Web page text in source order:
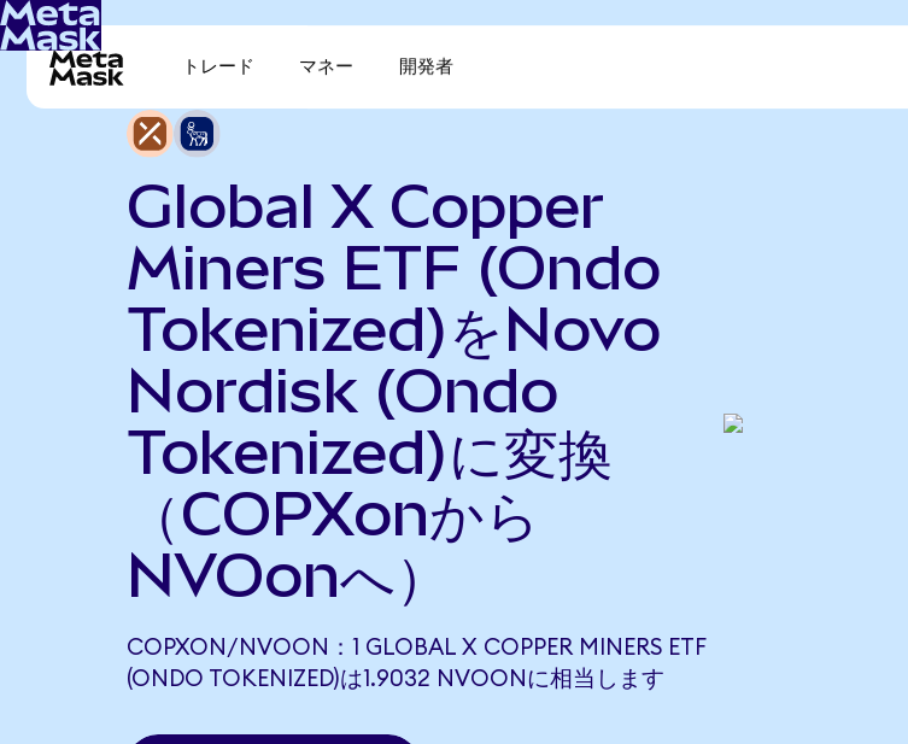
トレード マネー 開発者
Global X Copper
Miners ETF (Ondo
Tokenized)をNovo
Nordisk (Ondo
Tokenized)に変換
（COPXonから
NVOonへ）
COPXON/NVOON：1 GLOBAL X COPPER MINERS ETF
(ONDO TOKENIZED)は1.9032 NVOONに相当します